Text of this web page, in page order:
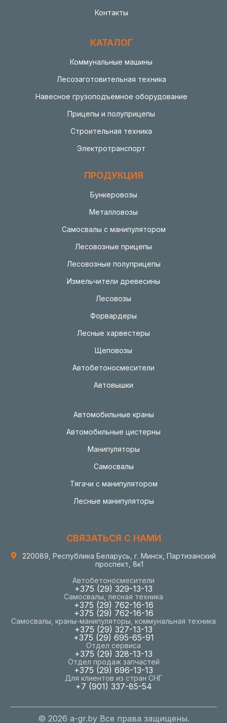
Контакты
КАТАЛОГ
Коммунальные машины
Лесозаготовительная техника
Навесное грузоподъемное оборудование
Прицепы и полуприцепы
Строительная техника
Электротранспорт
ПРОДУКЦИЯ
Бункеровозы
Металловозы
Самосвалы с манипулятором
Лесовозные прицепы
Лесовозные полуприцепы
Измельчители древесины
Лесовозы
Форвардеры
Лесные харвестеры
Щеповозы
Автобетоносмесители
Автовышки
Автомобильные краны
Автомобильные цистерны
Манипуляторы
Самосвалы
Тягачи с манипулятором
Лесные манипуляторы
СВЯЗАТЬСЯ С НАМИ
220089, Республика Беларусь, г. Минск, Партизанский
проспект, 8к1
Автобетоносмесители
+375 (29) 329-13-13
Самосвалы, лесная техника
+375 (29) 762-16-16
+375 (29) 762-16-16
Самосвалы, краны-манипуляторы, коммунальная техника
+375 (29) 327-13-13
+375 (29) 695-65-91
Отдел сервиса
+375 (29) 328-13-13
Отдел продаж запчастей
+375 (29) 696-13-13
Для клиентов из стран СНГ
+7 (901) 337-85-54
© 2026 a-gr.by Все права защищены.